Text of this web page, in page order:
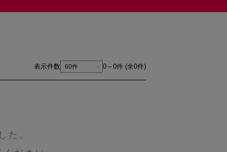
表示件数 0～0件 (全0件)
た。